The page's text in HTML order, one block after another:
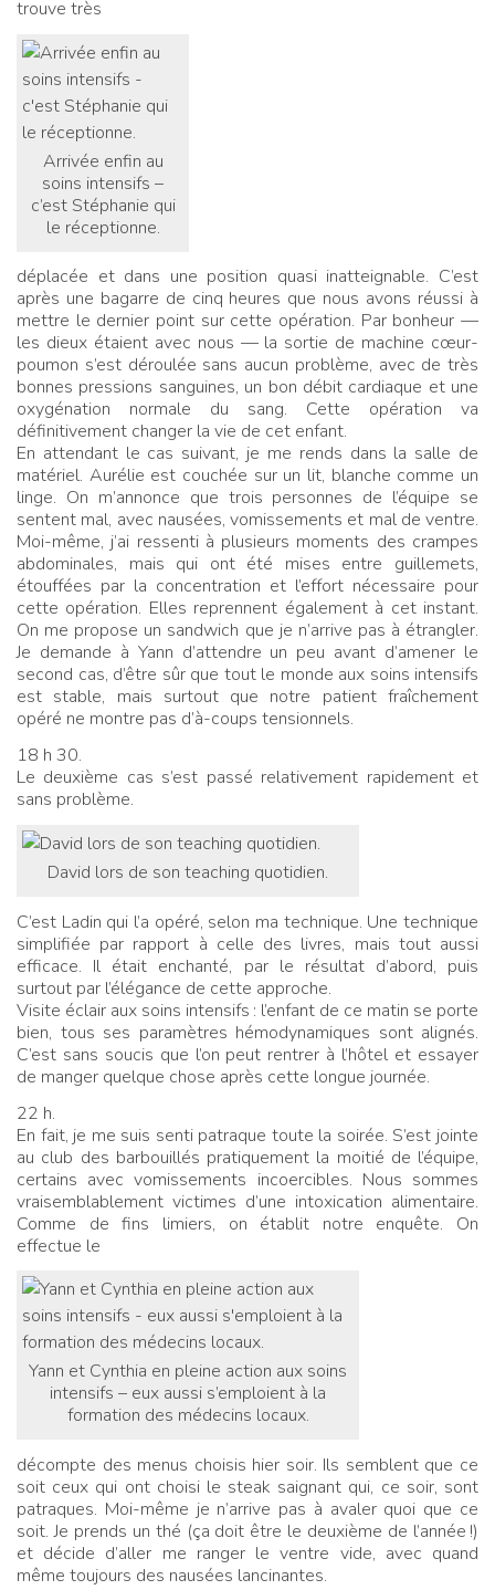
trouve très
Arrivée enfin au
soins intensifs –
c’est Stéphanie qui
le réceptionne.
déplacée et dans une position quasi inatteignable. C’est
après une bagarre de cinq heures que nous avons réussi à
mettre le dernier point sur cette opération. Par bonheur —
les dieux étaient avec nous — la sortie de machine cœur-
poumon s’est déroulée sans aucun problème, avec de très
bonnes pressions sanguines, un bon débit cardiaque et une
oxygénation normale du sang. Cette opération va
définitivement changer la vie de cet enfant.
En attendant le cas suivant, je me rends dans la salle de
matériel. Aurélie est couchée sur un lit, blanche comme un
linge. On m’annonce que trois personnes de l’équipe se
sentent mal, avec nausées, vomissements et mal de ventre.
Moi-même, j’ai ressenti à plusieurs moments des crampes
abdominales, mais qui ont été mises entre guillemets,
étouffées par la concentration et l’effort nécessaire pour
cette opération. Elles reprennent également à cet instant.
On me propose un sandwich que je n’arrive pas à étrangler.
Je demande à Yann d’attendre un peu avant d’amener le
second cas, d’être sûr que tout le monde aux soins intensifs
est stable, mais surtout que notre patient fraîchement
opéré ne montre pas d’à-coups tensionnels.
18 h 30.
Le deuxième cas s’est passé relativement rapidement et
sans problème.
David lors de son teaching quotidien.
C’est Ladin qui l’a opéré, selon ma technique. Une technique
simplifiée par rapport à celle des livres, mais tout aussi
efficace. Il était enchanté, par le résultat d’abord, puis
surtout par l’élégance de cette approche.
Visite éclair aux soins intensifs : l’enfant de ce matin se porte
bien, tous ses paramètres hémodynamiques sont alignés.
C’est sans soucis que l’on peut rentrer à l’hôtel et essayer
de manger quelque chose après cette longue journée.
22 h.
En fait, je me suis senti patraque toute la soirée. S’est jointe
au club des barbouillés pratiquement la moitié de l’équipe,
certains avec vomissements incoercibles. Nous sommes
vraisemblablement victimes d’une intoxication alimentaire.
Comme de fins limiers, on établit notre enquête. On
effectue le
Yann et Cynthia en pleine action aux soins
intensifs – eux aussi s’emploient à la
formation des médecins locaux.
décompte des menus choisis hier soir. Ils semblent que ce
soit ceux qui ont choisi le steak saignant qui, ce soir, sont
patraques. Moi-même je n’arrive pas à avaler quoi que ce
soit. Je prends un thé (ça doit être le deuxième de l’année !)
et décide d’aller me ranger le ventre vide, avec quand
même toujours des nausées lancinantes.